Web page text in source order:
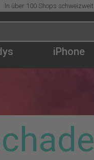
In über 100 Shops schweizweit
iPhone